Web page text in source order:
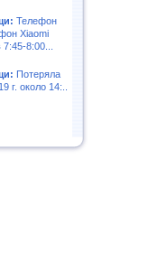
Телефон
Xiaomi
7:45-8:00...
Потеряла
г. около 14:..